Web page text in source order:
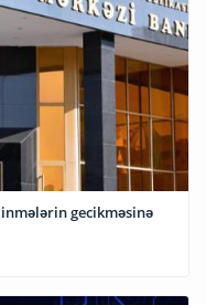
gecikməsinə